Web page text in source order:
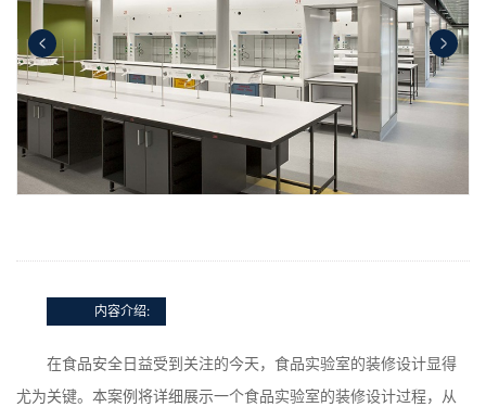
内容介绍:
在食品安全日益受到关注的今天，食品实验室的装修设计显得
尤为关键。本案例将详细展示一个食品实验室的装修设计过程，从